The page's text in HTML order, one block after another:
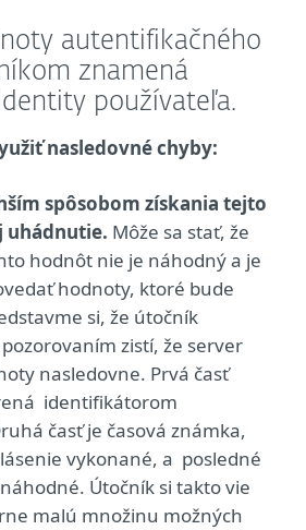
autentifikačného
znamená
používateľa.
nasledovné chyby:
spôsobom získania tejto
uhádnutie. Môže sa stať, že
hodnôt nie je náhodný a je
hodnoty, ktoré bude
si, že útočník
zistí, že server
nasledovne. Prvá časť
identifikátorom
časť je časová známka,
vykonané, a posledné
Útočník si takto vie
malú množinu možných